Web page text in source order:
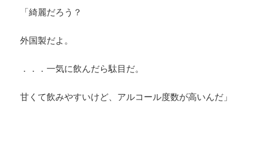
「綺麗だろう？
外国製だよ。
．．．一気に飲んだら駄目だ。
甘くて飲みやすいけど、アルコール度数が高いんだ」